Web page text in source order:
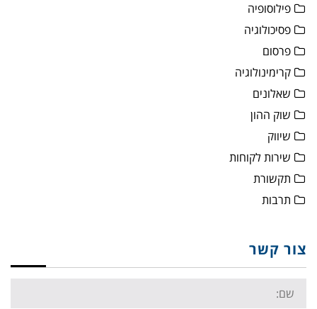
פילוסופיה
פסיכולוגיה
פרסום
קרימינולוגיה
שאלונים
שוק ההון
שיווק
שירות לקוחות
תקשורת
תרבות
צור קשר
Name: